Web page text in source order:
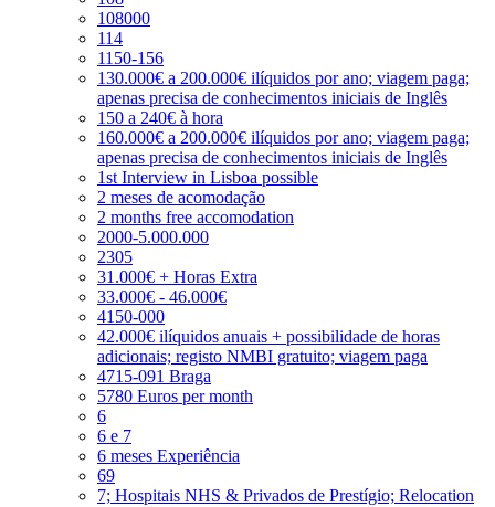
108000
114
1150-156
130.000€ a 200.000€ ilíquidos por ano; viagem paga;
apenas precisa de conhecimentos iniciais de Inglês
150 a 240€ à hora
160.000€ a 200.000€ ilíquidos por ano; viagem paga;
apenas precisa de conhecimentos iniciais de Inglês
1st Interview in Lisboa possible
2 meses de acomodação
2 months free accomodation
2000-5.000.000
2305
31.000€ + Horas Extra
33.000€ - 46.000€
4150-000
42.000€ ilíquidos anuais + possibilidade de horas
adicionais; registo NMBI gratuito; viagem paga
4715-091 Braga
5780 Euros per month
6
6 e 7
6 meses Experiência
69
7; Hospitais NHS & Privados de Prestígio; Relocation